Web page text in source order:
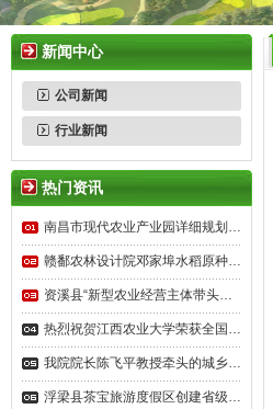
新闻中心
公司新闻
行业新闻
热门资讯
南昌市现代农业产业园详细规划…
赣鄱农林设计院邓家埠水稻原种…
资溪县“新型农业经营主体带头…
热烈祝贺江西农业大学荣获全国…
我院院长陈飞平教授牵头的城乡…
浮梁县茶宝旅游度假区创建省级…